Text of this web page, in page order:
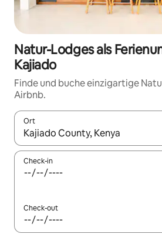
Natur-Lodges als
Kajiado
Finde und buche einzigartige
Airbnb.
Ort
Wenn Ergebnisse verfügbar sind,
Check-in
Check-out